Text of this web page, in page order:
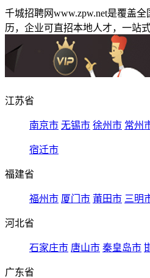
千城招聘网www.zpw.net是覆盖
历，企业可直招本地人才，一站
江苏省
南京市 无锡市 徐州市 常州
宿迁市
福建省
福州市 厦门市 莆田市 三明
河北省
石家庄市 唐山市 秦皇岛市
广东省